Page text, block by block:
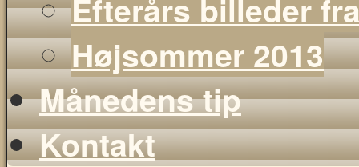
Efterårs billeder
Højsommer 2013
Månedens tip
Kontakt